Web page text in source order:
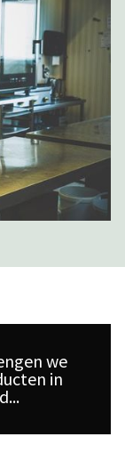
we
in